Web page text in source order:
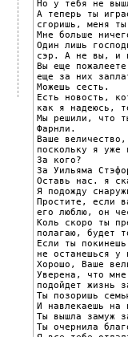
Но у тебя не
А теперь ты
сгоришь, меня
Мне больше
Один лишь
сэр. А не вы, и
Вы еще
еще за них
Можешь сесть.
Есть новость,
как я надеюсь,
Мы решили, что
Фарнли.
Ваше
поскольку я уже
За кого?
За Уильяма
Оставь нас. я
Я подожду
Простите, если
его люблю, он
Коль скоро ты
полагаю, будет
Если ты
не останешься у
Хорошо, Ваше
Уверена, что
подойдет жизнь
Ты позоришь
И навлекаешь на
Ты вышла замуж
Ты очернила